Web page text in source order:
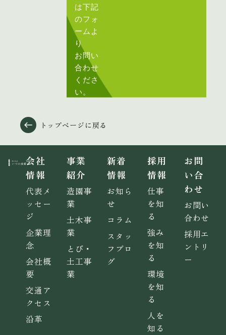
は下記
のフォ
ームよ
り
お問い
合わせ
くださ
い。
トップページに戻る
会社
情報
代表メ
ッセー
ジ
企業理
念
会社概
要
交通ア
クセス
沿革
事業
紹介
造園事
業
土木事
業
とび・
土工事
業
新着
情報
お知ら
せ
コラム
スタッ
フブロ
グ
採用
情報
仕事
を知
る
強み
を知
る
環境
を知
る
人を
知る
お問
い合
わせ
お問い
合わせ
採用エ
ントリ
ー